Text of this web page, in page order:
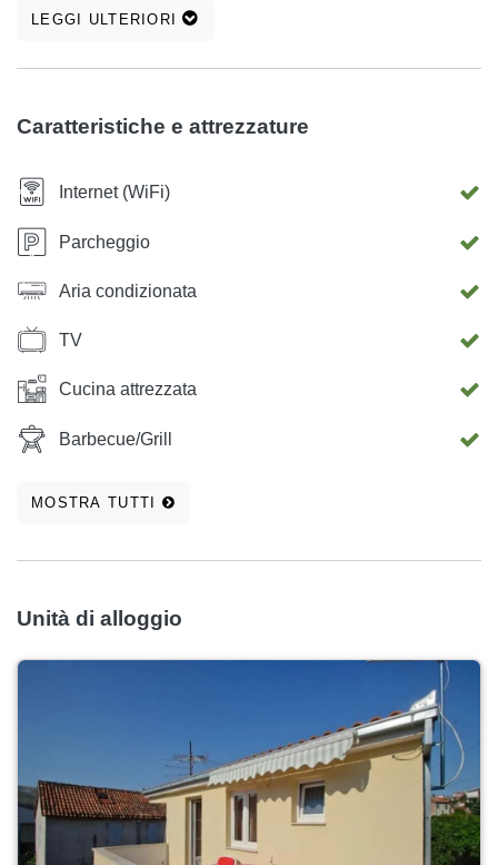
deve vedere (la Cattedrale di San Lorenzo - il pi?
dellUNESCO si trova a soli 150 metri di distanza) il centro
parte del ponte. il pi? importante si ? rapido casa a piedi
dopo breve o lungo giro turistico durante una giornata in
piedi! Gli appartamenti sono situati in vicolo indietro in
uno dei balconi dei nostri appartamenti. Supermercato,
negozi di souvenir, musei, teatro, Kamerlengo castello e
altri monumenti culturali sono tutti raggiungibili a piedi
(sono tutti situati nel centro storico).
LEGGI ULTERIORI
Caratteristiche e attrezzature
Internet (WiFi)
Parcheggio
Aria condizionata
TV
Cucina attrezzata
Barbecue/Grill
MOSTRA TUTTI
Unità di alloggio